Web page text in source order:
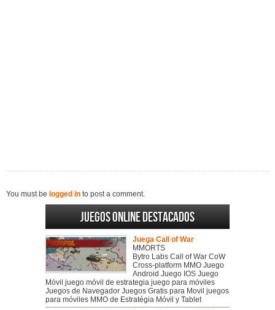
You must be logged in to post a comment.
Juegos online destacados
Juega Call of War
MMORTS
Bytro Labs Call of War CoW
Cross-platform MMO Juego
Android Juego IOS Juego
Móvil juego móvil de estrategia juego para móviles
Juegos de Navegador Juegos Gratis para Movil juegos
para móviles MMO de Estratégia Móvil y Tablet